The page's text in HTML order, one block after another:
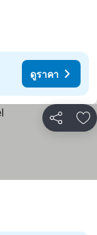
ดูราคา
แชร์ เ